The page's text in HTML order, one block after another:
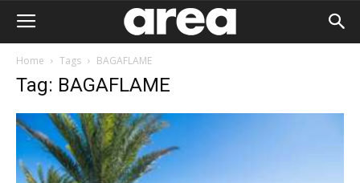
Home Tags BAGAFLAME
Tag: BAGAFLAME